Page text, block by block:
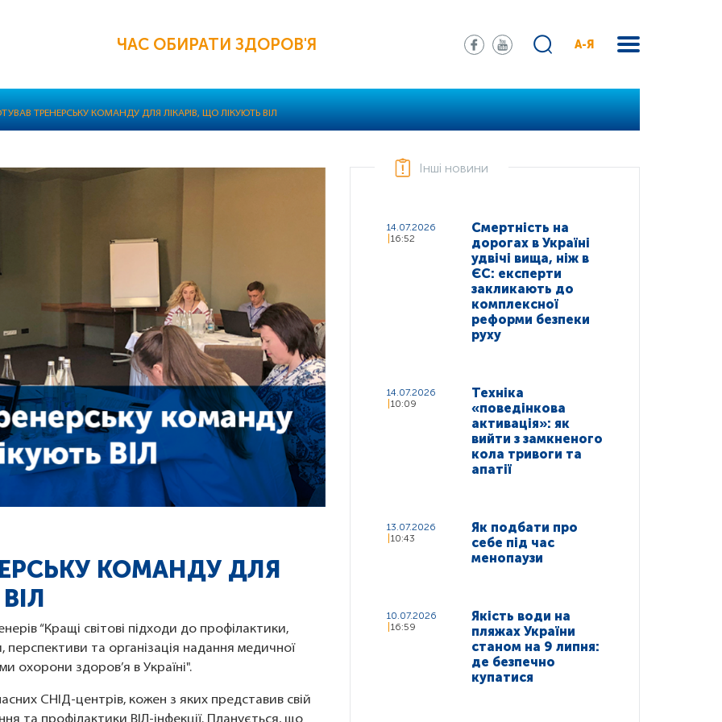
ЧАС ОБИРАТИ ЗДОРОВ'Я А-Я
ТРЕНЕРСЬКУ КОМАНДУ ДЛЯ ЛІКАРІВ, ЩО ЛІКУЮТЬ ВІЛ
КОМАНДУ ДЛЯ
“Кращі світові підходи до профілактики,
перспективи та організація надання медичної
охорони здоров’я в Україні".
СНІД-центрів, кожен з яких представив свій
Інші новини
14.07.2026
16:52
Смертність на
дорогах в Україні
удвічі вища, ніж в
ЄС: експерти
закликають до
комплексної
реформи безпеки
руху
14.07.2026
10:09
Техніка
«поведінкова
активація»: як
вийти з замкненого
кола тривоги та
апатії
13.07.2026
10:43
Як подбати про
себе під час
менопаузи
10.07.2026
16:59
Якість води на
пляжах України
станом на 9 липня:
де безпечно
купатися